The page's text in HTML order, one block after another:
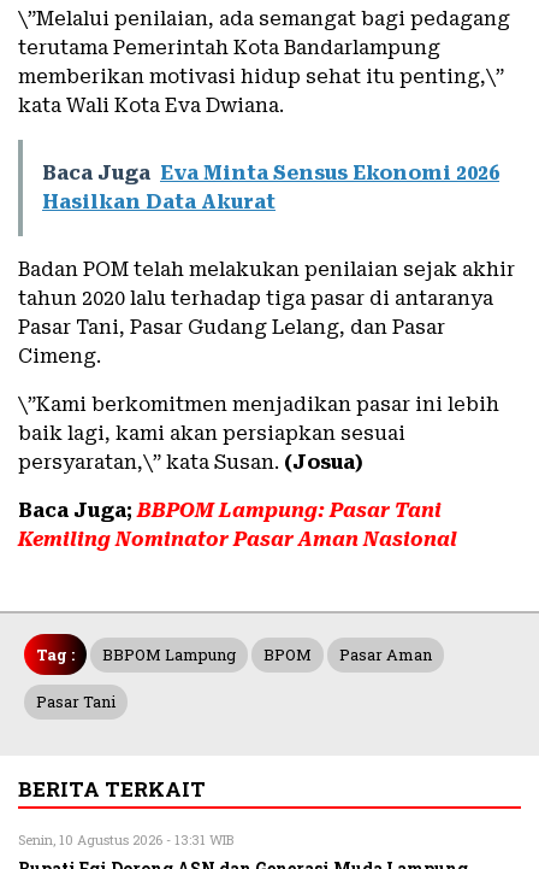
\”Melalui penilaian, ada semangat bagi pedagang
terutama Pemerintah Kota Bandarlampung
memberikan motivasi hidup sehat itu penting,\”
kata Wali Kota Eva Dwiana.
Baca Juga Eva Minta Sensus Ekonomi 2026
Hasilkan Data Akurat
Badan POM telah melakukan penilaian sejak akhir
tahun 2020 lalu terhadap tiga pasar di antaranya
Pasar Tani, Pasar Gudang Lelang, dan Pasar
Cimeng.
\”Kami berkomitmen menjadikan pasar ini lebih
baik lagi, kami akan persiapkan sesuai
persyaratan,\” kata Susan. (Josua)
Baca Juga;BBPOM Lampung: Pasar Tani
Kemiling Nominator Pasar Aman Nasional
Tag : BBPOM Lampung BPOM Pasar Aman
Pasar Tani
BERITA TERKAIT
Senin, 10 Agustus 2026 - 13:31 WIB